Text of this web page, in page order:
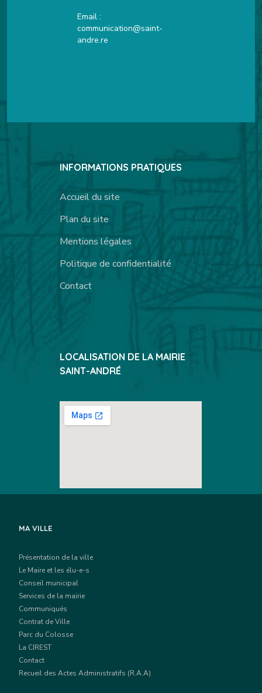
Email :
communication@saint-
andre.re
INFORMATIONS PRATIQUES
Accueil du site
Plan du site
Mentions légales
Politique de confidentialité
Contact
LOCALISATION DE LA MAIRIE
SAINT-ANDRÉ
MA VILLE
Présentation de la ville
Le Maire et les élu-e-s
Conseil municipal
Services de la mairie
Communiqués
Contrat de Ville
Parc du Colosse
La CIREST
Contact
Recueil des Actes Administratifs (R.A.A)